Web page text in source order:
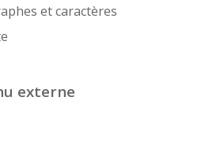
et caractères
externe